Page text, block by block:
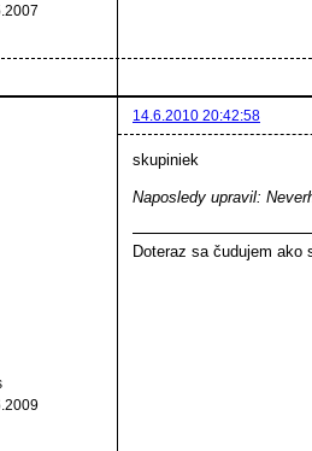
14.6.2010 20:42:58
skupiniek
Naposledy upravil:
Doteraz sa čudujem